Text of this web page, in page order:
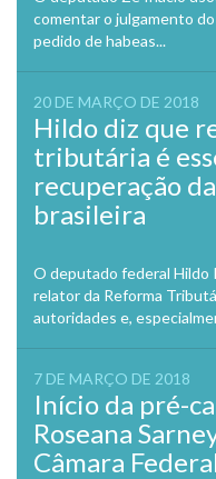
comentar o julgamento
pedido de habeas...
20 DE MARÇO DE 2018
Hildo diz que
tributária é
recuperação
brasileira
O deputado federal Hildo
relator da Reforma
autoridades e,
7 DE MARÇO DE 2018
Início da pré-
Roseana
Câmara